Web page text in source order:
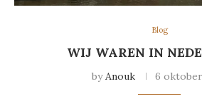
Blog
WIJ WAREN IN
byAnouk 6